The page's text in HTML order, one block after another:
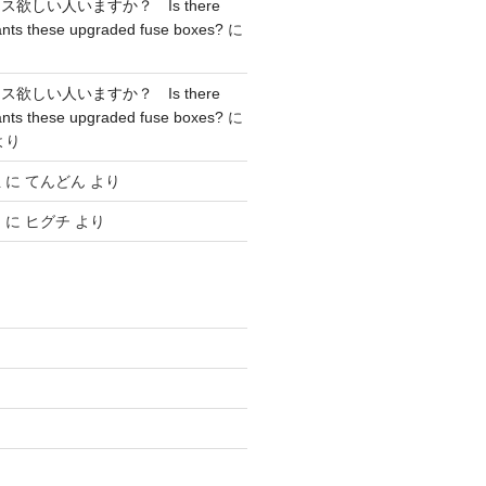
欲しい人いますか？ Is there
these upgraded fuse boxes?に
欲しい人いますか？ Is there
these upgraded fuse boxes?に
に てんどん より
に ヒグチ より